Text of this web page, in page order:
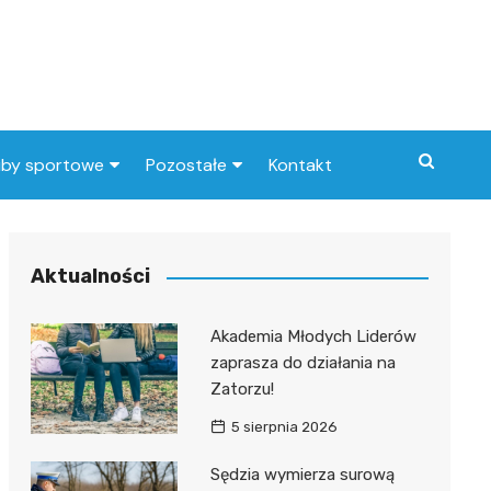
sportowe
piłkarski
Pozostałe Kontakt
Aktualności
Akademia Młodych Liderów
zaprasza do działania na
Zatorzu!
5 sierpnia 2026
Sędzia wymierza surową